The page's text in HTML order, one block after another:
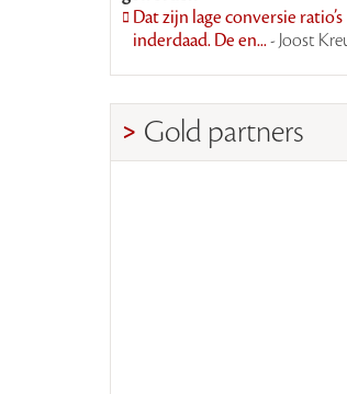
Dat zijn lage conversie ratio’s
inderdaad. De en...- Joost
Gold partners